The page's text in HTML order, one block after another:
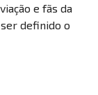
e fãs da
definido o